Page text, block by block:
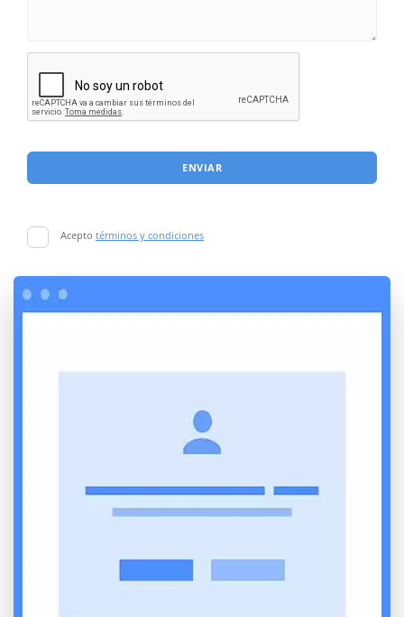
ENVIAR
Acepto términos y condiciones